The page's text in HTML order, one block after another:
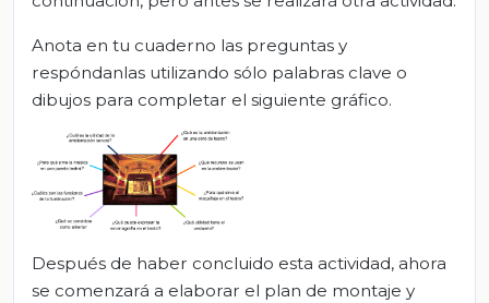
Anota en tu cuaderno las preguntas y
respóndanlas utilizando sólo palabras clave o
dibujos para completar el siguiente gráfico.
Después de haber concluido esta actividad, ahora
se comenzará a elaborar el plan de montaje y